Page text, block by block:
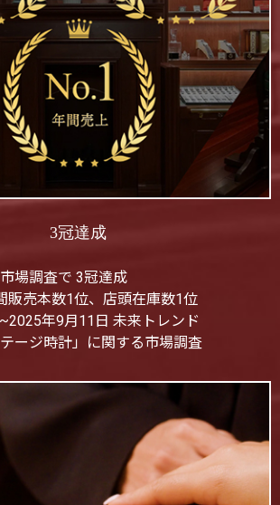
3冠達成
場調査で 3冠達成
販売本数1位、店頭在庫数1位
年9月11日 未来トレンド
ージ時計」に関する市場調査